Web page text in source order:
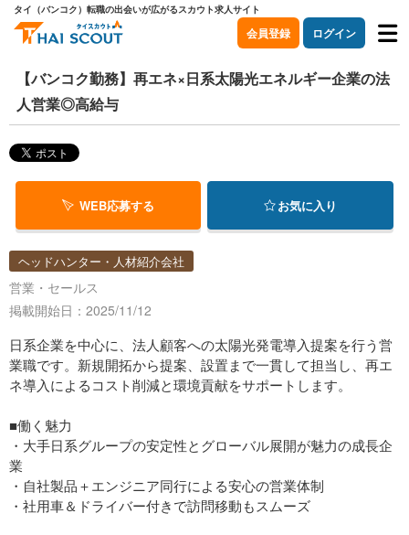
タイ（バンコク）転職の出会いが広がるスカウト求人サイト
会員登録 ログイン
【バンコク勤務】再エネ×日系太陽光エネルギー企業の法
人営業◎高給与
WEB応募する お気に入り
ヘッドハンター・人材紹介会社
営業・セールス
掲載開始日：2025/11/12
日系企業を中心に、法人顧客への太陽光発電導入提案を行う営
業職です。新規開拓から提案、設置まで一貫して担当し、再エ
ネ導入によるコスト削減と環境貢献をサポートします。
■働く魅力
・大手日系グループの安定性とグローバル展開が魅力の成長企
業
・自社製品＋エンジニア同行による安心の営業体制
・社用車＆ドライバー付きで訪問移動もスムーズ